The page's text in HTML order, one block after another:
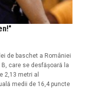
de baschet a României
care se desfășoară la
2,13 metri al
medii de 16,4 puncte